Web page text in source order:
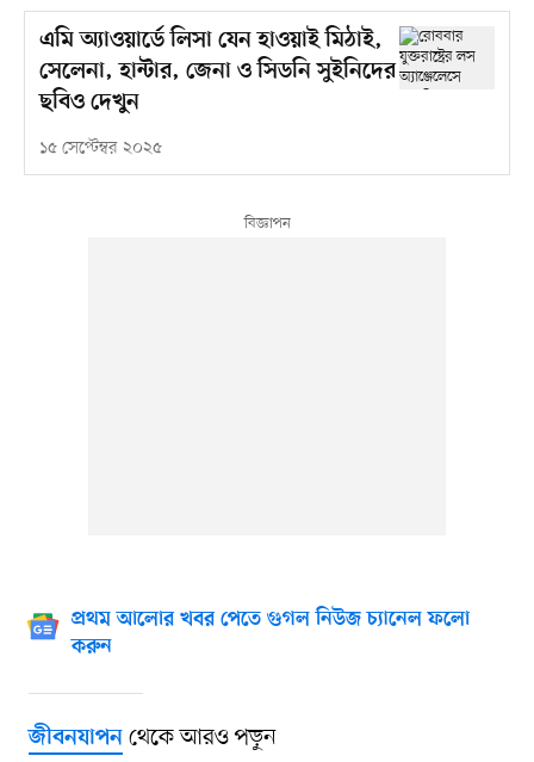
এমি অ্যাওয়ার্ডে লিসা যেন হাওয়াই মিঠাই,
সেলেনা, হান্টার, জেনা ও সিডনি সুইনিদের
ছবিও দেখুন
১৫ সেপ্টেম্বর ২০২৫
প্রথম আলোর খবর পেতে গুগল নিউজ চ্যানেল ফলো
করুন
জীবনযাপনথেকে আরও পড়ুন